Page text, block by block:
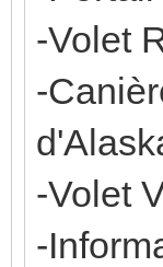
-Volet
-
-Volet
-